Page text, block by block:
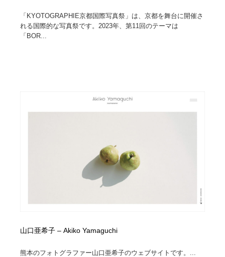
「KYOTOGRAPHIE京都国際写真祭」は、京都を舞台に開催さ
れる国際的な写真祭です。2023年、第11回のテーマは
「BOR...
山口亜希子 – Akiko Yamaguchi
熊本のフォトグラファー山口亜希子のウェブサイトです。...